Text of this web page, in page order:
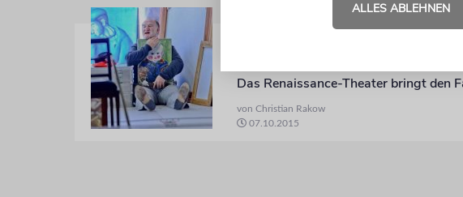
Das Renaissance-Theater bringt den
von Christian Rakow
07.10.2015
ALLES ABLEHNEN